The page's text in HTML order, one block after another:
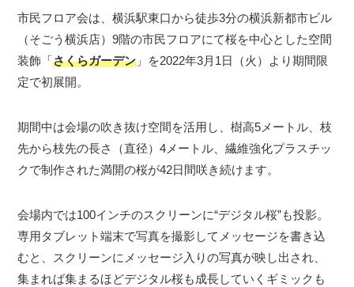
市民フロア会は、横浜駅東口から徒歩3分の横浜新都市ビル
（そごう横浜店）9階の市民フロアにて桜を中心とした空間
装飾「さくらガーデン 」を2022年3月1日（火）より期間限
定で初展開。
期間中は会場の吹き抜け空間を活用し、樹高5メートル、枝
先から枝先の長さ（直径）4メートル、繊維強化プラスチッ
クで制作された満開の桜が42日間咲き続けます。
会場内では100インチのスクリーンに“デジタル桜”も投影。
専用タブレット端末で写真を撮影してメッセージを書き込
むと、スクリーンにメッセージ入りの写真が映し出され、
集まれば集まるほどデジタル桜も成長していくギミックも